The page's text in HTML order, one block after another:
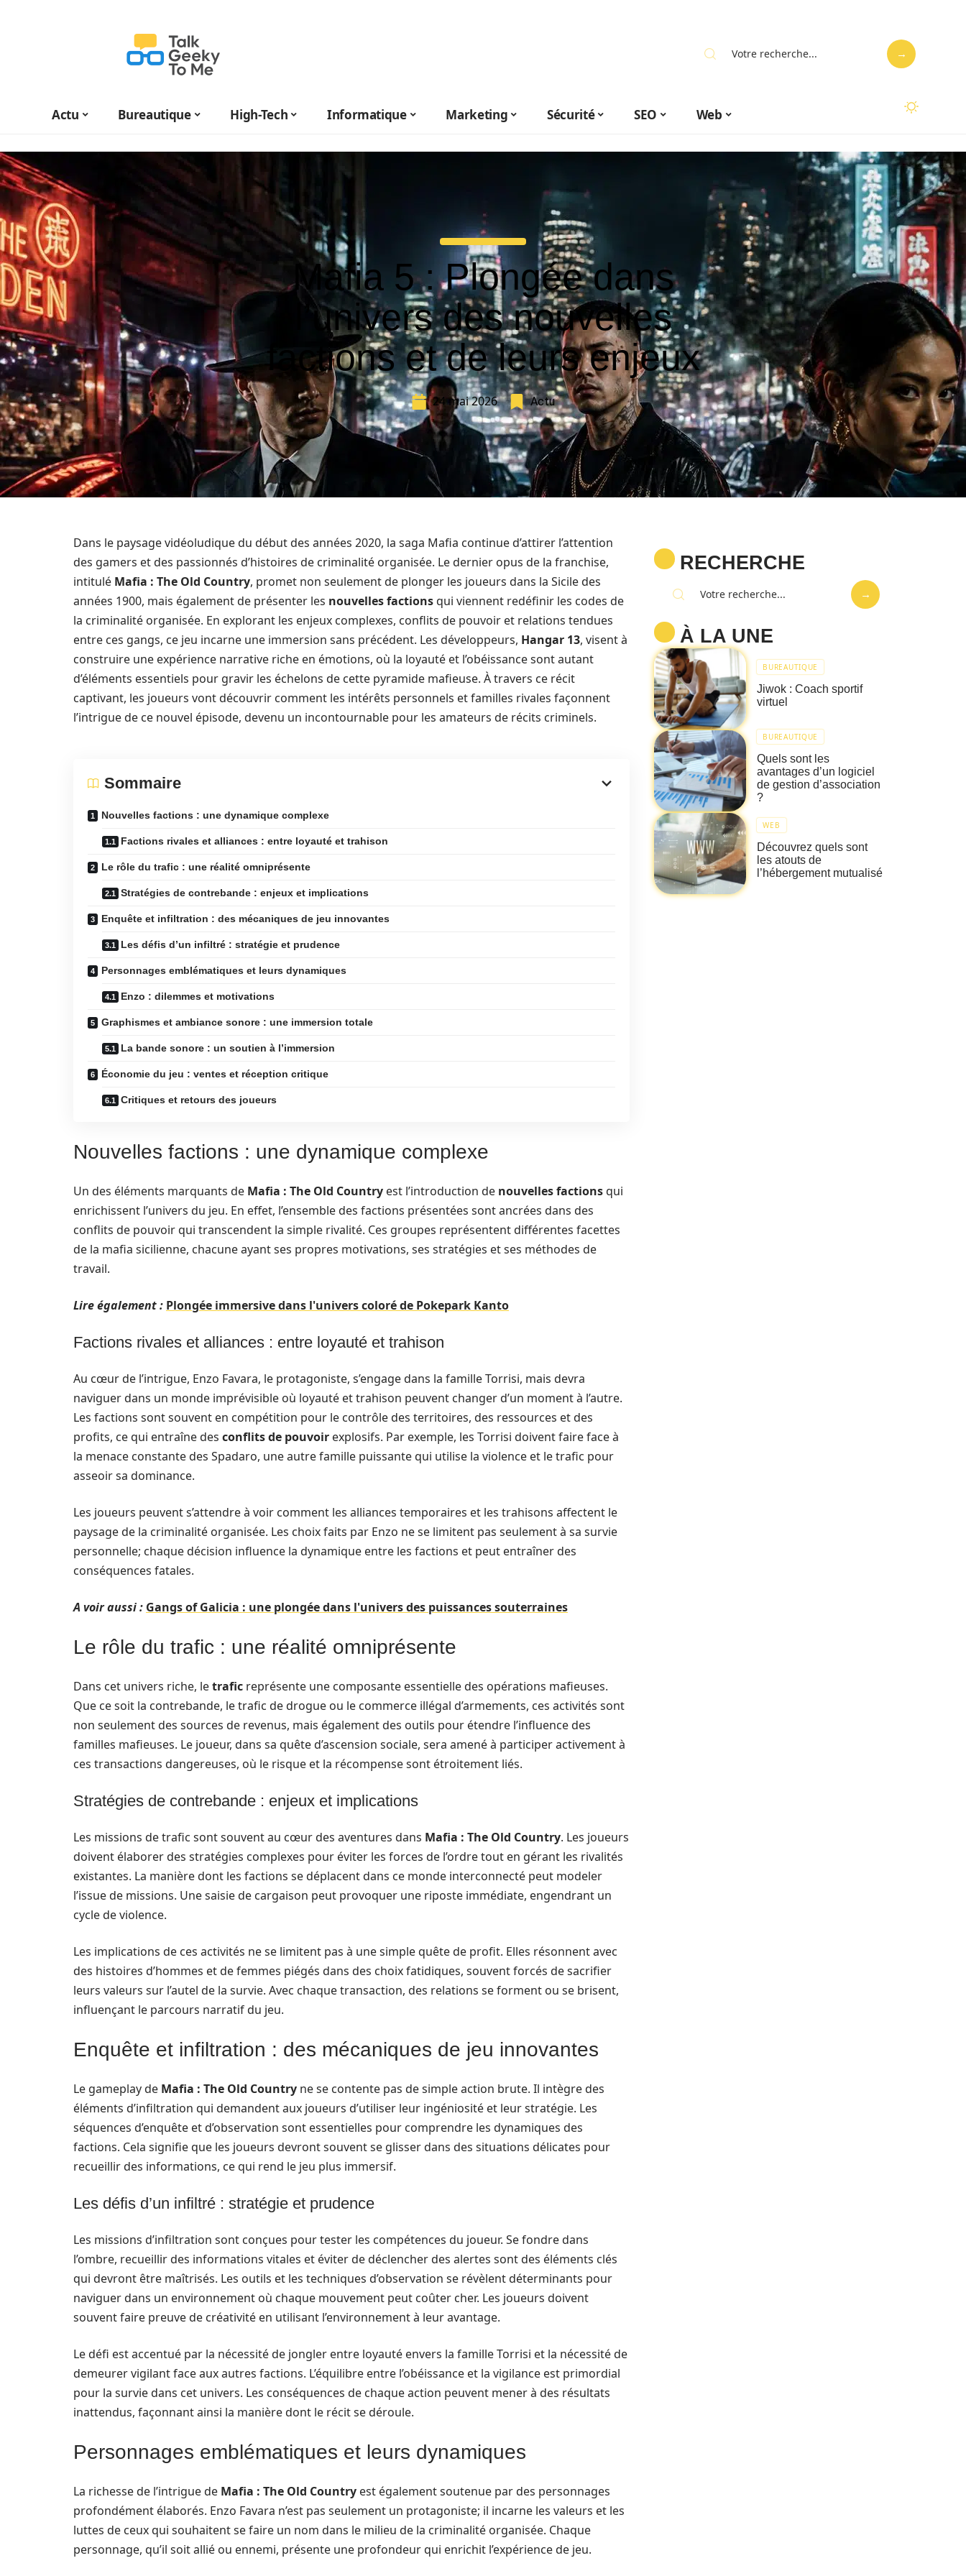
Actu Bureautique High-Tech Informatique Marketing Sécurité SEO Web
Mafia 5 : Plongée dans
l’univers des nouvelles
factions et de leurs enjeux
24 mai 2026 Actu
Dans le paysage vidéoludique du début des années 2020, la saga Mafia continue d’attirer l’attention
des gamers et des passionnés d’histoires de criminalité organisée. Le dernier opus de la franchise,
intitulé Mafia : The Old Country, promet non seulement de plonger les joueurs dans la Sicile des
années 1900, mais également de présenter les nouvelles factionsqui viennent redéfinir les codes de
la criminalité organisée. En explorant les enjeux complexes, conflits de pouvoir et relations tendues
entre ces gangs, ce jeu incarne une immersion sans précédent. Les développeurs, Hangar 13, visent à
construire une expérience narrative riche en émotions, où la loyauté et l’obéissance sont autant
d’éléments essentiels pour gravir les échelons de cette pyramide mafieuse. À travers ce récit
captivant, les joueurs vont découvrir comment les intérêts personnels et familles rivales façonnent
l’intrigue de ce nouvel épisode, devenu un incontournable pour les amateurs de récits criminels.
Sommaire
Nouvelles factions : une dynamique complexe
Factions rivales et alliances : entre loyauté et trahison
Le rôle du trafic : une réalité omniprésente
Stratégies de contrebande : enjeux et implications
Enquête et infiltration : des mécaniques de jeu innovantes
Les défis d’un infiltré : stratégie et prudence
Personnages emblématiques et leurs dynamiques
Enzo : dilemmes et motivations
Graphismes et ambiance sonore : une immersion totale
La bande sonore : un soutien à l’immersion
Économie du jeu : ventes et réception critique
Critiques et retours des joueurs
Nouvelles factions : une dynamique complexe
Un des éléments marquants de Mafia : The Old Country est l’introduction de nouvelles factionsqui
enrichissent l’univers du jeu. En effet, l’ensemble des factions présentées sont ancrées dans des
conflits de pouvoir qui transcendent la simple rivalité. Ces groupes représentent différentes facettes
de la mafia sicilienne, chacune ayant ses propres motivations, ses stratégies et ses méthodes de
travail.
Lire également : Plongée immersive dans l'univers coloré de Pokepark Kanto
Factions rivales et alliances : entre loyauté et trahison
Au cœur de l’intrigue, Enzo Favara, le protagoniste, s’engage dans la famille Torrisi, mais devra
naviguer dans un monde imprévisible où loyauté et trahison peuvent changer d’un moment à l’autre.
Les factions sont souvent en compétition pour le contrôle des territoires, des ressources et des
profits, ce qui entraîne des conflits de pouvoir explosifs. Par exemple, les Torrisi doivent faire face à
la menace constante des Spadaro, une autre famille puissante qui utilise la violence et le trafic pour
asseoir sa dominance.
Les joueurs peuvent s’attendre à voir comment les alliances temporaires et les trahisons affectent le
paysage de la criminalité organisée. Les choix faits par Enzo ne se limitent pas seulement à sa survie
personnelle; chaque décision influence la dynamique entre les factions et peut entraîner des
conséquences fatales.
A voir aussi : Gangs of Galicia : une plongée dans l'univers des puissances souterraines
Le rôle du trafic : une réalité omniprésente
Dans cet univers riche, letrafic représente une composante essentielle des opérations mafieuses.
Que ce soit la contrebande, le trafic de drogue ou le commerce illégal d’armements, ces activités sont
non seulement des sources de revenus, mais également des outils pour étendre l’influence des
familles mafieuses. Le joueur, dans sa quête d’ascension sociale, sera amené à participer activement à
ces transactions dangereuses, où le risque et la récompense sont étroitement liés.
Stratégies de contrebande : enjeux et implications
Les missions de trafic sont souvent au cœur des aventures dans Mafia : The Old Country. Les joueurs
doivent élaborer des stratégies complexes pour éviter les forces de l’ordre tout en gérant les rivalités
existantes. La manière dont les factions se déplacent dans ce monde interconnecté peut modeler
l’issue de missions. Une saisie de cargaison peut provoquer une riposte immédiate, engendrant un
cycle de violence.
Les implications de ces activités ne se limitent pas à une simple quête de profit. Elles résonnent avec
des histoires d’hommes et de femmes piégés dans des choix fatidiques, souvent forcés de sacrifier
leurs valeurs sur l’autel de la survie. Avec chaque transaction, des relations se forment ou se brisent,
influençant le parcours narratif du jeu.
Enquête et infiltration : des mécaniques de jeu innovantes
Le gameplay de Mafia : The Old Country ne se contente pas de simple action brute. Il intègre des
éléments d’infiltration qui demandent aux joueurs d’utiliser leur ingéniosité et leur stratégie. Les
séquences d’enquête et d’observation sont essentielles pour comprendre les dynamiques des
factions. Cela signifie que les joueurs devront souvent se glisser dans des situations délicates pour
recueillir des informations, ce qui rend le jeu plus immersif.
Les défis d’un infiltré : stratégie et prudence
Les missions d’infiltration sont conçues pour tester les compétences du joueur. Se fondre dans
l’ombre, recueillir des informations vitales et éviter de déclencher des alertes sont des éléments clés
qui devront être maîtrisés. Les outils et les techniques d’observation se révèlent déterminants pour
naviguer dans un environnement où chaque mouvement peut coûter cher. Les joueurs doivent
souvent faire preuve de créativité en utilisant l’environnement à leur avantage.
Le défi est accentué par la nécessité de jongler entre loyauté envers la famille Torrisi et la nécessité de
demeurer vigilant face aux autres factions. L’équilibre entre l’obéissance et la vigilance est primordial
pour la survie dans cet univers. Les conséquences de chaque action peuvent mener à des résultats
inattendus, façonnant ainsi la manière dont le récit se déroule.
Personnages emblématiques et leurs dynamiques
La richesse de l’intrigue de Mafia : The Old Country est également soutenue par des personnages
profondément élaborés. Enzo Favara n’est pas seulement un protagoniste; il incarne les valeurs et les
luttes de ceux qui souhaitent se faire un nom dans le milieu de la criminalité organisée. Chaque
personnage, qu’il soit allié ou ennemi, présente une profondeur qui enrichit l’expérience de jeu.
RECHERCHE
À LA UNE
BUREAUTIQUE
Jiwok : Coach sportif
virtuel
BUREAUTIQUE
Quels sont les
avantages d’un logiciel
de gestion d’association
?
WEB
Découvrez quels sont
les atouts de
l’hébergement mutualisé